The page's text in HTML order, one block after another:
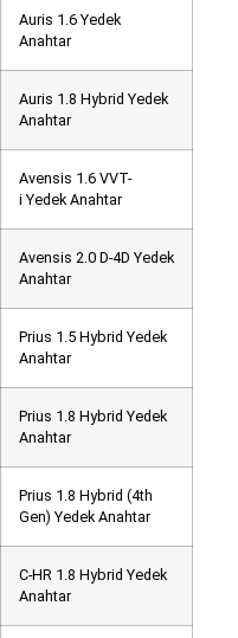
Auris 1.6 Yedek
Anahtar
Auris 1.8 Hybrid Yedek
Anahtar
Avensis 1.6 VVT-
i Yedek Anahtar
Avensis 2.0 D-4D Yedek
Anahtar
Prius 1.5 Hybrid Yedek
Anahtar
Prius 1.8 Hybrid Yedek
Anahtar
Prius 1.8 Hybrid (4th
Gen) Yedek Anahtar
C-HR 1.8 Hybrid Yedek
Anahtar